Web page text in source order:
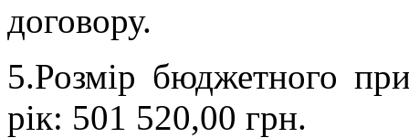
договору.
5.Розмір бюджетного
рік: 501 520,00 грн.